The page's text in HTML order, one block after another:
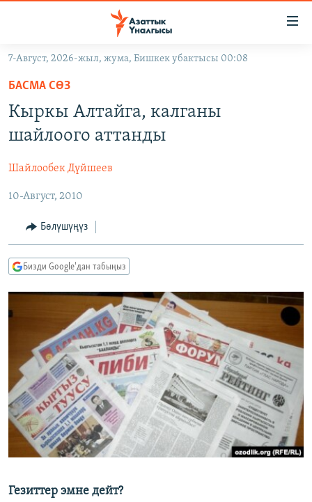
Навигацияга
өтүңүз
Издөөгө
салыңызКЫРГЫЗСТАН
ЭКОНОМИКА
МАДАНИЯТ
ДҮЙНӨ
БОРБОР АЗИЯ
АТАЙЫН ИЛИКТӨӨ
ТВ ПРОГРАММАЛАР
БҮГҮН АЗАТТЫКТА
БИЗ ЖАНА ДҮЙНӨ
ЭЖЕ-СИҢДИЛЕР
АЗАТТЫК+
ЫҢГАЙСЫЗ СУРООЛОР
ПОДКАСТ
ӨЗГӨЧӨ ПИКИР
ОНЛАЙН ШЕРИНЕ
ЭЕ/АРнун бардык сайттары
7-Август, 2026-жыл, жума, Бишкек убактысы 00:08
БАСМА СӨЗ
Кыркы Алтайга, калганы
шайлоого аттанды
Шайлообек Дүйшеев
10-Август, 2010
Бөлүшүңүз
Бизди Google'дан табыңыз
Гезиттер эмне дейт?